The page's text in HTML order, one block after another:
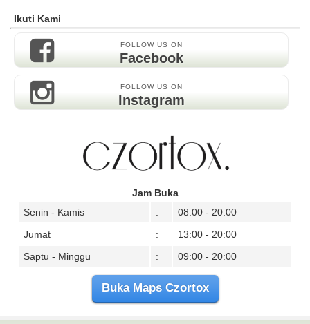
Ikuti Kami
FOLLOW US ON
Facebook
FOLLOW US ON
Instagram
Jam Buka
Senin - Kamis
:
08:00 - 20:00
Jumat
:
13:00 - 20:00
Saptu - Minggu
: 09:00 - 20:00
Buka Maps Czortox